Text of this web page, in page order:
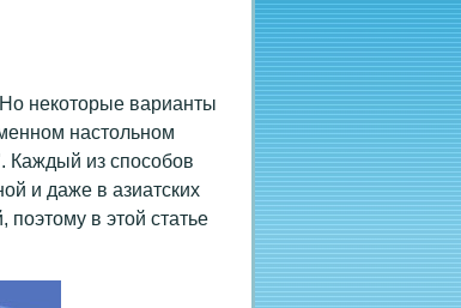
некоторые варианты
настольном
Каждый из способов
и даже в азиатских
поэтому в этой статье